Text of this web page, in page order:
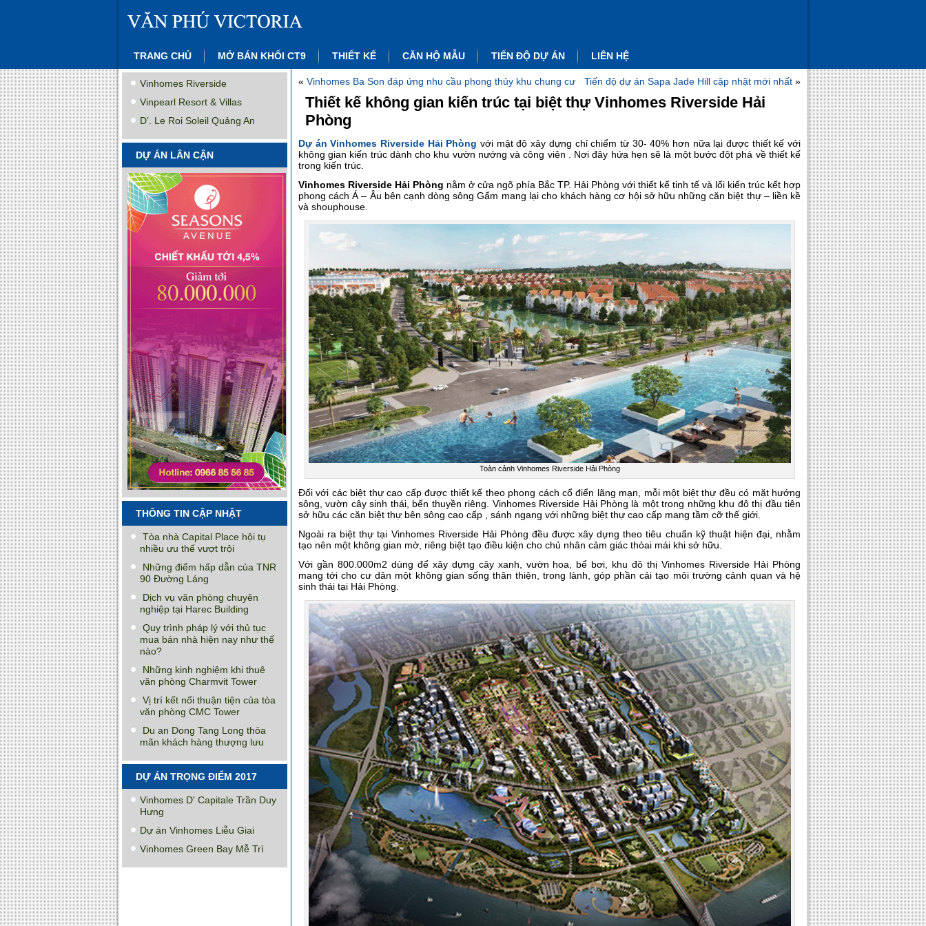
TRANG CHỦ MỞ BÁN KHỐI CT9 THIẾT KẾ CĂN HỘ MẪU TIẾN ĐỘ DỰ ÁN LIÊN HỆ
Vinhomes Riverside
Vinpearl Resort & Villas
D’. Le Roi Soleil Quảng An
DỰ ÁN LÂN CẬN
THÔNG TIN CẬP NHẬT
Tòa nhà Capital Place hội tụ
nhiều ưu thế vượt trội
Những điểm hấp dẫn của TNR
90 Đường Láng
Dịch vụ văn phòng chuyên
nghiệp tại Harec Building
Quy trình pháp lý với thủ tục
mua bán nhà hiện nay như thế
nào?
Những kinh nghiệm khi thuê
văn phòng Charmvit Tower
Vị trí kết nối thuận tiện của tòa
văn phòng CMC Tower
Du an Dong Tang Long thỏa
mãn khách hàng thượng lưu
DỰ ÁN TRỌNG ĐIỂM 2017
Vinhomes D' Capitale Trần Duy
Hưng
Dự án Vinhomes Liễu Giai
Vinhomes Green Bay Mễ Trì
« Vinhomes Ba Son đáp ứng nhu cầu phong thủy khu chung cư Tiến độ dự án Sapa Jade Hill cập nhật mới nhất »
Thiết kế không gian kiến trúc tại biệt thự Vinhomes Riverside Hải
Phòng
Dự án Vinhomes Riverside Hải Phòng với mật độ xây dựng chỉ chiểm từ 30- 40% hơn nữa lại được thiết kế với
không gian kiến trúc dành cho khu vườn nướng và công viên . Nơi đây hứa hẹn sẽ là một bước đột phá về thiết kế
trong kiến trúc.
Vinhomes Riverside Hải Phòng nằm ở cửa ngõ phía Bắc TP. Hải Phòng với thiết kế tinh tế và lối kiến trúc kết hợp
phong cách Á – Âu bên cạnh dòng sông Gấm mang lại cho khách hàng cơ hội sở hữu những căn biệt thự – liền kề
và shouphouse.
Toàn cảnh Vinhomes Riverside Hải Phòng
Đối với các biệt thự cao cấp được thiết kế theo phong cách cổ điển lãng mạn, mỗi một biệt thự đều có mặt hướng
sông, vườn cây sinh thái, bến thuyền riêng. Vinhomes Riverside Hải Phòng là một trong những khu đô thị đầu tiên
sở hữu các căn biệt thự bên sông cao cấp , sánh ngang với những biệt thự cao cấp mang tầm cỡ thế giới.
Ngoài ra biệt thự tại Vinhomes Riverside Hải Phòng đều được xây dựng theo tiêu chuẩn kỹ thuật hiện đại, nhằm
tạo nên một không gian mở, riêng biệt tạo điều kiện cho chủ nhân cảm giác thỏai mái khi sở hữu.
Với gần 800.000m2 dùng để xây dựng cây xanh, vườn hoa, bể bơi, khu đô thị Vinhomes Riverside Hải Phòng
mang tới cho cư dân một không gian sống thân thiện, trong lành, góp phần cải tạo môi trường cảnh quan và hệ
sinh thái tại Hải Phòng.